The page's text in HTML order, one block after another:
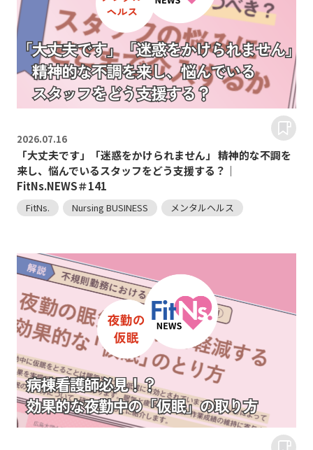
2026.07.16
「大丈夫です」「迷惑をかけられません」 精神的な不調を
来し、悩んでいるスタッフをどう支援する？｜
FitNs.NEWS＃141
FitNs. Nursing BUSINESS メンタルヘルス